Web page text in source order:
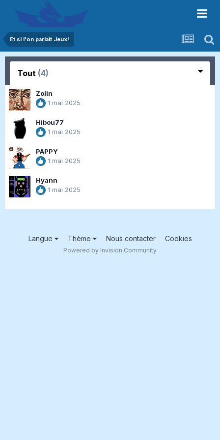
Et si l'on parlait Jeux!
Tout (4)
Zolin
1 mai 2025
Hibou77
1 mai 2025
PAPPY
1 mai 2025
Hyann
1 mai 2025
Langue Thème Nous contacter Cookies
Powered by Invision Community